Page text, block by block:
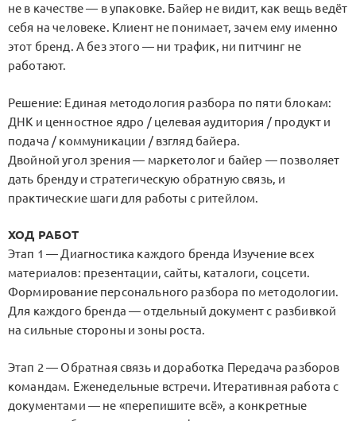
не в качестве — в упаковке. Байер не видит, как вещь ведёт
себя на человеке. Клиент не понимает, зачем ему именно
этот бренд. А без этого — ни трафик, ни питчинг не
работают.
Решение: Единая методология разбора по пяти блокам:
ДНК и ценностное ядро / целевая аудитория / продукт и
подача / коммуникации / взгляд байера.
Двойной угол зрения — маркетолог и байер — позволяет
дать бренду и стратегическую обратную связь, и
практические шаги для работы с ритейлом.
ХОД РАБОТ
Этап 1 — Диагностика каждого бренда Изучение всех
материалов: презентации, сайты, каталоги, соцсети.
Формирование персонального разбора по методологии.
Для каждого бренда — отдельный документ с разбивкой
на сильные стороны и зоны роста.
Этап 2 — Обратная связь и доработка Передача разборов
командам. Еженедельные встречи. Итеративная работа с
документами — не «перепишите всё», а конкретные